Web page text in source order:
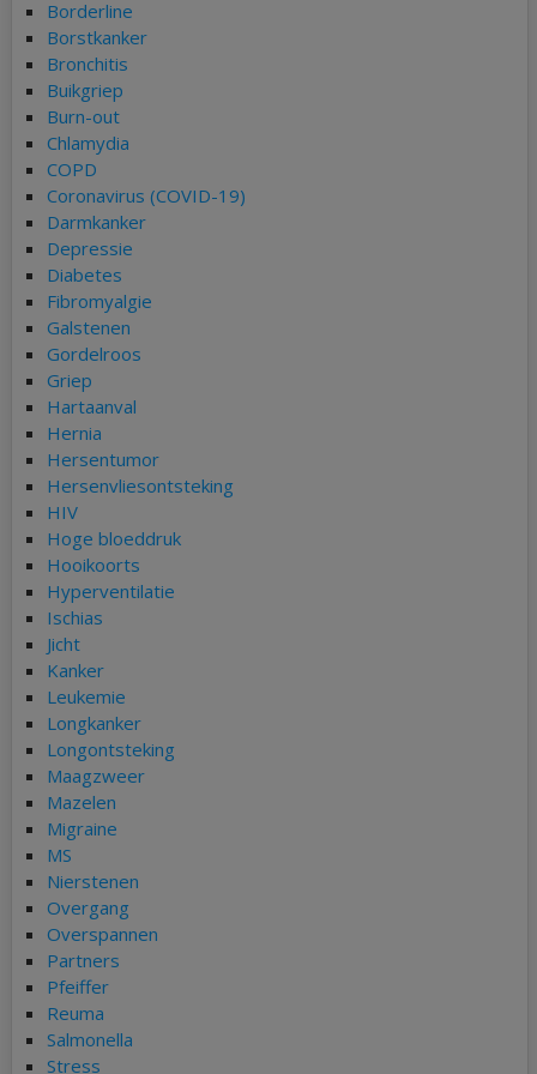
Borderline
Borstkanker
Bronchitis
Buikgriep
Burn-out
Chlamydia
COPD
Coronavirus (COVID-19)
Darmkanker
Depressie
Diabetes
Fibromyalgie
Galstenen
Gordelroos
Griep
Hartaanval
Hernia
Hersentumor
Hersenvliesontsteking
HIV
Hoge bloeddruk
Hooikoorts
Hyperventilatie
Ischias
Jicht
Kanker
Leukemie
Longkanker
Longontsteking
Maagzweer
Mazelen
Migraine
MS
Nierstenen
Overgang
Overspannen
Partners
Pfeiffer
Reuma
Salmonella
Stress